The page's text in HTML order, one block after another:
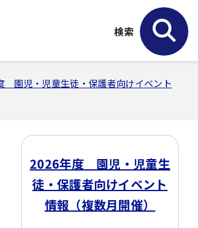
検索
園児・児童生徒・保護者向けイベント
2026年度 園児・児童生
徒・保護者向けイベント
情報（複数月開催）